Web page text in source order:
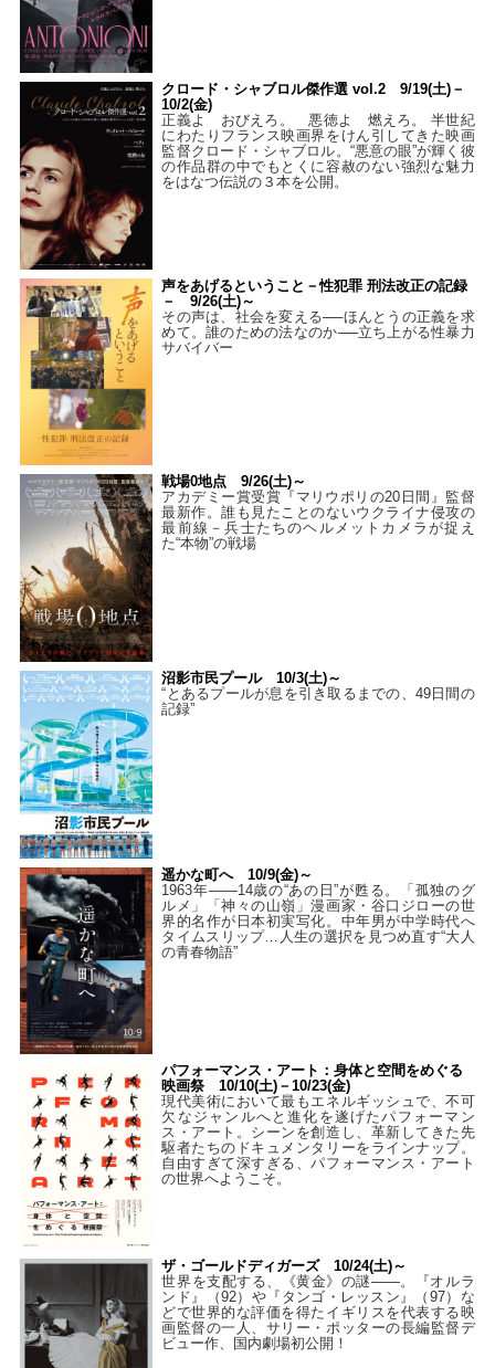
クロード・シャブロル傑作選 vol.2 9/19(土)－
10/2(金)
正義よ おびえろ。 悪徳よ 燃えろ。 半世紀
にわたりフランス映画界をけん引してきた映画
監督クロード・シャブロル。“悪意の眼”が輝く彼
の作品群の中でもとくに容赦のない強烈な魅力
をはなつ伝説の３本を公開。
声をあげるということ－性犯罪 刑法改正の記録
－ 9/26(土)～
その声は、社会を変える──ほんとうの正義を求
めて。誰のための法なのか──立ち上がる性暴力
サバイバー
戦場0地点 9/26(土)～
アカデミー賞受賞『マリウポリの20日間』監督
最新作。誰も見たことのないウクライナ侵攻の
最前線－兵士たちのヘルメットカメラが捉え
た“本物”の戦場
沼影市民プール 10/3(土)～
“とあるプールが息を引き取るまでの、49日間の
記録”
遥かな町へ 10/9(金)～
1963年――14歳の“あの日”が甦る。「孤独のグ
ルメ」「神々の山嶺」漫画家・谷口ジローの世
界的名作が日本初実写化。中年男が中学時代へ
タイムスリップ…人生の選択を見つめ直す“大人
の青春物語”
パフォーマンス・アート：身体と空間をめぐる
映画祭 10/10(土)－10/23(金)
現代美術において最もエネルギッシュで、不可
欠なジャンルへと進化を遂げたパフォーマン
ス・アート。シーンを創造し、革新してきた先
駆者たちのドキュメンタリーをラインナップ。
自由すぎて深すぎる、パフォーマンス・アート
の世界へようこそ。
ザ・ゴールドディガーズ 10/24(土)～
世界を支配する、《黄金》の謎――。『オルラ
ンド』（92）や『タンゴ・レッスン』（97）な
どで世界的な評価を得たイギリスを代表する映
画監督の一人、サリー・ポッターの長編監督デ
ビュー作、国内劇場初公開！